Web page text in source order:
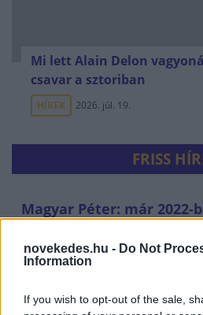
novekedes.hu - Do Not
Information
If you wish to opt-out of the sale,
Mi lett Alain Delon
csavar a sztoriban
HÍREK 2026. júl. 19.
FRISS
Magyar Péter: már
HÍREK egy órája